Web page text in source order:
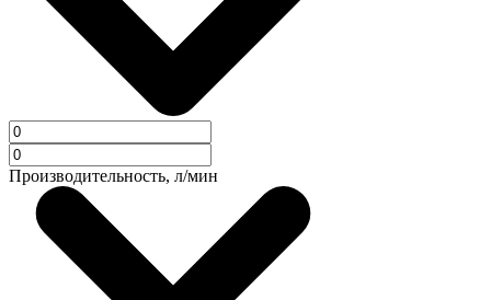
Производительность, л/мин